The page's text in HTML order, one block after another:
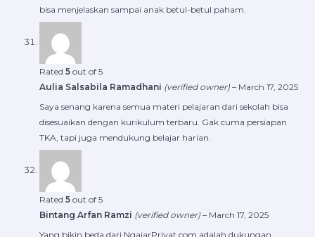
bisa menjelaskan sampai anak betul-betul paham.
Rated 5 out of 5
Aulia Salsabila Ramadhani (verified owner) – March 17, 2025
Saya senang karena semua materi pelajaran dari sekolah bisa
disesuaikan dengan kurikulum terbaru. Gak cuma persiapan
TKA, tapi juga mendukung belajar harian.
Rated 5 out of 5
Bintang Arfan Ramzi (verified owner) – March 17, 2025
Yang bikin beda dari NgajarPrivat.com adalah dukungan